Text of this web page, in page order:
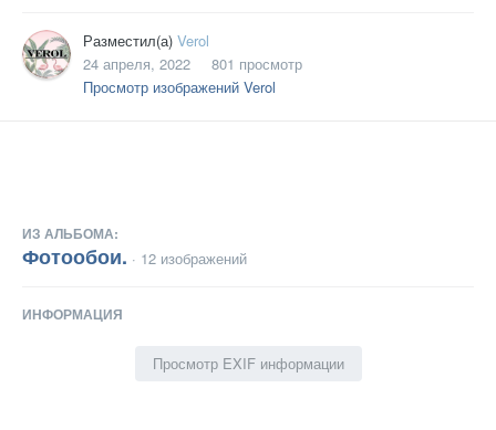
Разместил(а) Verol
24 апреля, 2022
801 просмотр
Просмотр изображений Verol
ИЗ АЛЬБОМА:
Фотообои. · 12 изображений
ИНФОРМАЦИЯ
Просмотр EXIF информации